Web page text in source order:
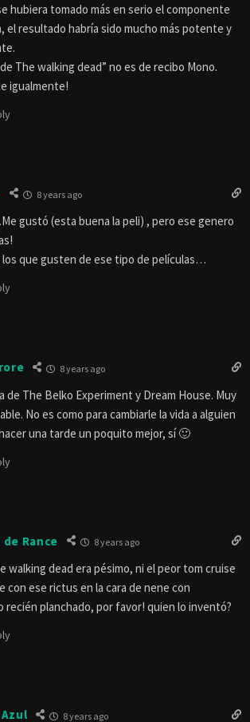
hubiera tomado más en serio el componente
el resultado habría sido mucho más potente y
The walking dead” no es de recibo Mono.
igualmente!
8 years ago
gustó (esta buena la peli) , pero ese genero
los que gusten de ese tipo de películas…
8 years ago
de The Belko Experiment y Dream House. Muy
No es como para cambiarle la vida a alguien
una tarde un poquito mejor, sí 🙂
Rance 8 years ago
walking dead era pésimo, ni el peor tom cruise
con ese rictus en la cara de nene con
recién planchado, por favor! quien lo inventó?
8 years ago